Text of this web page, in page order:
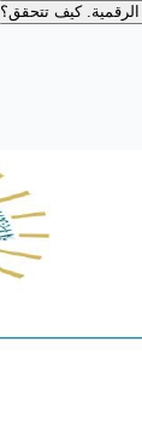
كيف تتحقق؟